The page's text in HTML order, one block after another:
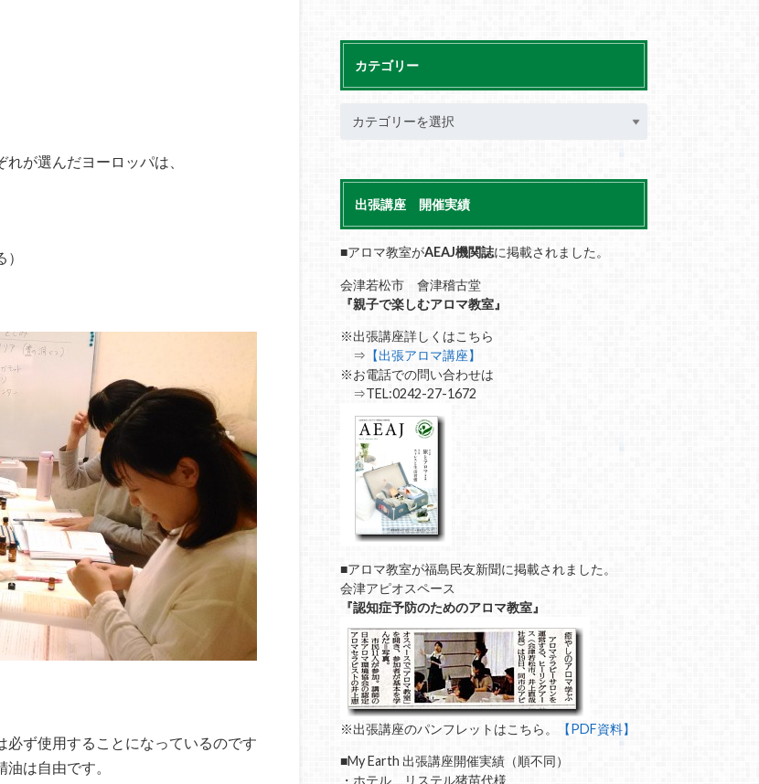
が選んだヨーロッパは、
ず使用することになっているのです
は自由です。
カテゴリー
出張講座 開催実績
■アロマ教室がAEAJ機関誌に掲載されました。
会津若松市 會津稽古堂
『親子で楽しむアロマ教室』
※出張講座詳しくはこちら
⇒ 【出張アロマ講座】
※お電話での問い合わせは
⇒TEL:0242-27-1672
■アロマ教室が福島民友新聞に掲載されました。
会津アピオスペース
『認知症予防のためのアロマ教室』
※出張講座のパンフレットはこちら。 【PDF資料】
■My Earth 出張講座開催実績（順不同）
・ホテル リステル猪苗代様